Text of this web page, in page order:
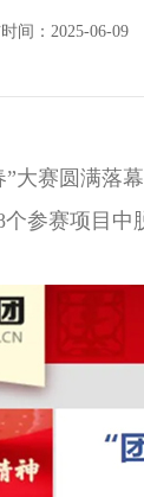
间：2025-06-09
赛圆满落
参赛项目